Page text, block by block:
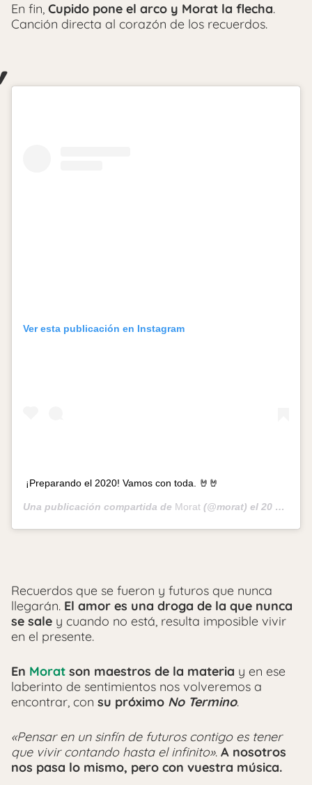
En fin, Cupido pone el arco y Morat la flecha.
Canción directa al corazón de los recuerdos.
Ver esta publicación en Instagram
¡Preparando el 2020! Vamos con toda. 🤘🤘
Una publicación compartida de Morat (@morat) el 20 Dic, 2019 a las 4:15 PST
Recuerdos que se fueron y futuros que nunca
llegarán. El amor es una droga de la que nunca
se sale y cuando no está, resulta imposible vivir
en el presente.
En Morat son maestros de la materia y en ese
laberinto de sentimientos nos volveremos a
encontrar, con su próximo No Termino.
«Pensar en un sinfín de futuros contigo es tener
que vivir contando hasta el infinito». A nosotros
nos pasa lo mismo, pero con vuestra música.